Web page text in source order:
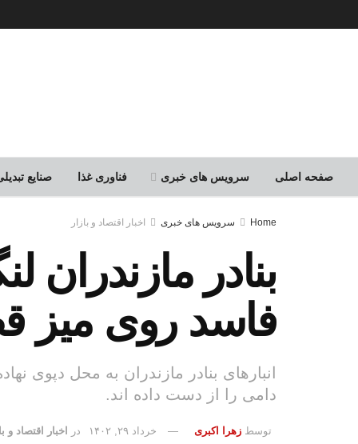
صفحه اصلی سرویس های خبری فناوری غذا صنایع
Home سرویس های خبری اخبار اقتصاد و بازار
بنادر
فاسد روی میز
انبارهای بنادر مازندران به محل
دامی را از دست داده اند.
توسط زهرا اکبری خرداد ۲۹, ۱۴۰۲ در اخبار اقتصاد و